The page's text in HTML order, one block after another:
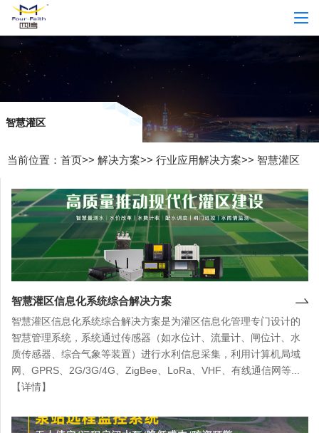
智慧灌区
当前位置： 首页>> 解决方案>> 行业应用解决方案>> 智慧灌区
智慧灌区信息化系统综合解决方案
智慧灌区信息化系统综合解决方案是为灌区信息化管理专门设计的
智慧管理系统，系统通过传感器（如水位计、流量计、闸位计、水
质传感器、综合气象等装置）进行水利信息采集，利用计算机局域
网、GPRS、2G/3G/4G、ZigBee、LoRa、VHF、有线通信网等...
【详情】